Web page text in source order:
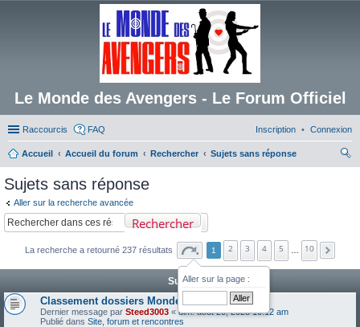
Le Monde des Avengers - Le Forum Officiel
Raccourcis FAQ Connexion
Inscription
Accueil Accueil du forum Rechercher
Sujets sans réponse
Sujets sans réponse
Aller sur la recherche avancée
Rechercher
La recherche a retourné 237 résultats
Aller sur la page :
1 2 3 4 5 10
Sujets
Classement dossiers Monde des Avengers
Dernier message par Steed3003 «dim. août 20, 2023 10:12 am
Publié dans Site, forum et rencontres